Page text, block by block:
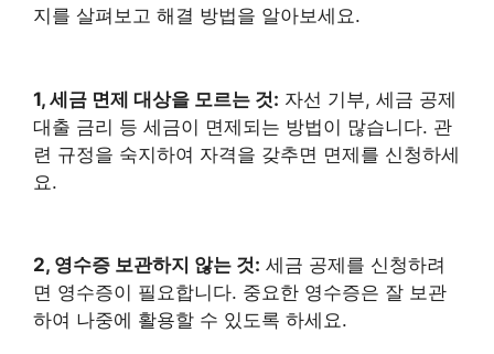
지를 살펴보고 해결 방법을 알아보세요.
1, 세금 면제 대상을 모르는 것: 자선 기부, 세금 공제
대출 금리 등 세금이 면제되는 방법이 많습니다. 관
련 규정을 숙지하여 자격을 갖추면 면제를 신청하세
요.
2, 영수증 보관하지 않는 것: 세금 공제를 신청하려
면 영수증이 필요합니다. 중요한 영수증은 잘 보관
하여 나중에 활용할 수 있도록 하세요.